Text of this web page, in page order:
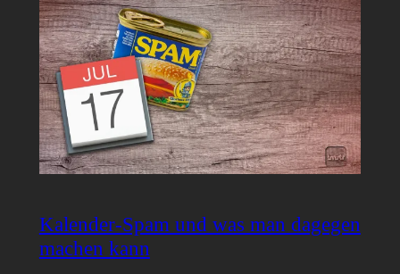
Kalender-Spam und was man dagegen
machen kann